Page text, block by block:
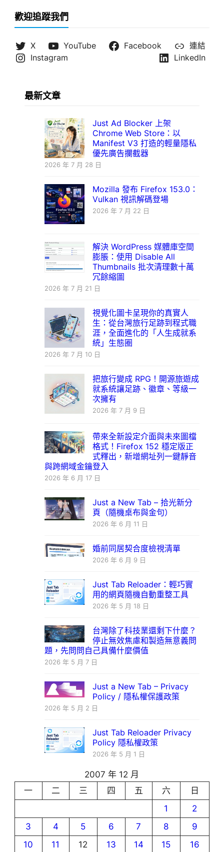
歡迎追蹤我們
X YouTube Facebook
連結
Instagram
LinkedIn
最新文章
Just Ad Blocker 上架
Chrome Web Store：以
Manifest V3 打造的輕量隱私
優先廣告攔截器
2026 年 7 月 28 日
Mozilla 發布 Firefox 153.0：
Vulkan 視訊解碼登場
2026 年 7 月 22 日
解決 WordPress 媒體庫空間
膨脹：使用 Disable All
Thumbnails 批次清理數十萬
冗餘縮圖
2026 年 7 月 21 日
視覺化圖卡呈現你的真實人
生：從台灣旅行足跡到程式職
涯，全面進化的「人生成就系
統」生態圈
2026 年 7 月 10 日
把旅行變成 RPG！開源旅遊成
就系統讓足跡、徽章、等級一
次擁有
2026 年 7 月 9 日
帶來全新設定介面與未來圖檔
格式！Firefox 152 穩定版正
式釋出，新增網址列一鍵靜音
與跨網域金鑰登入
2026 年 6 月 17 日
Just a New Tab – 拾光新分
頁（隨機桌布與金句）
2026 年 6 月 11 日
婚前同居契合度檢視清單
2026 年 6 月 9 日
Just Tab Reloader：輕巧實
用的網頁隨機自動重整工具
2026 年 5 月 18 日
台灣除了科技業還剩下什麼？
停止無效焦慮和製造無意義問
題，先問問自己具備什麼價值
2026 年 5 月 7 日
Just a New Tab – Privacy
Policy / 隱私權保護政策
2026 年 5 月 2 日
Just Tab Reloader Privacy
Policy 隱私權政策
2026 年 5 月 1 日
2007 年 12 月
一
二 三 四 五 六
日
1
2
3
4 5 6 7 8
9
10
11 12 13 14 15 16